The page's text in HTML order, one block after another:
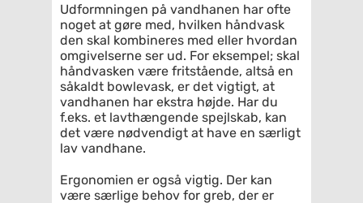
Udformningen på vandhanen har ofte
noget at gøre med, hvilken håndvask
den skal kombineres med eller hvordan
omgivelserne ser ud. For eksempel; skal
håndvasken være fritstående, altså en
såkaldt bowlevask, er det vigtigt, at
vandhanen har ekstra højde. Har du
f.eks. et lavthængende spejlskab, kan
det være nødvendigt at have en særligt
lav vandhane.
Ergonomien er også vigtig. Der kan
være særlige behov for greb, der er